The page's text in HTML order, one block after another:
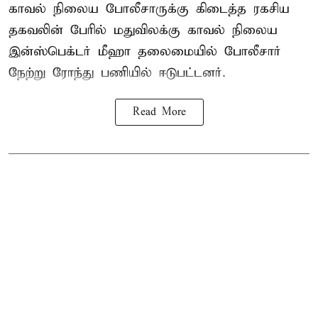
காவல் நிலைய போலீசாருக்கு கிடைத்த ரகசிய
தகவலின் பேரில் மதுவிலக்கு காவல் நிலைய
இன்ஸ்பெக்டர் மீஹா தலைமையில் போலீசார்
நேற்று ரோந்து பணியில் ஈடுபட்டனர்.
Read More